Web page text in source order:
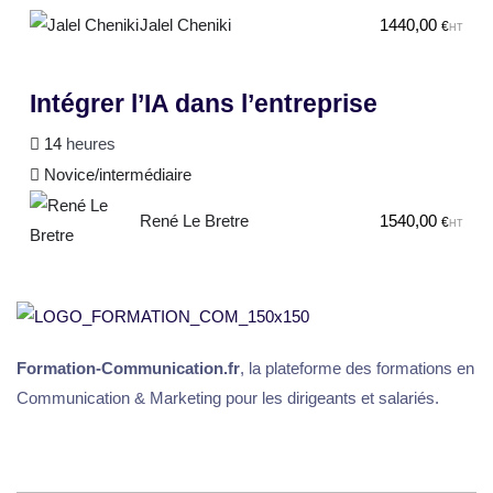
Jalel Cheniki
1440,00 €HT
Intégrer l’IA dans l’entreprise
14 heures
Novice/intermédiaire
René Le Bretre 1540,00 €HT
Formation-Communication.fr, la plateforme des formations en
Communication & Marketing pour les dirigeants et salariés.